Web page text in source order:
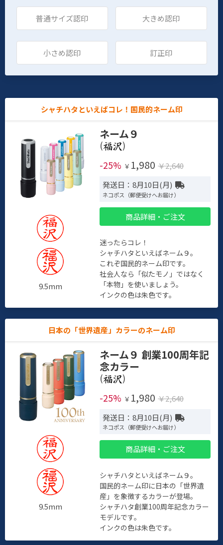
普通サイズ認印 大きめ認印
小さめ認印 訂正印
シャチハタといえばコレ！国民的ネーム印
9.5mm
ネーム９
(
)
-25% ￥ 1,980 ￥2,640
発送日：8月10日(月)
ネコポス（郵便受けへお届け）
商品詳細・ご注文
迷ったらコレ！
シャチハタといえばネーム９。
これぞ国民的ネーム印です。
社会人なら「似たモノ」ではなく
「本物」を使いましょう。
インクの色は朱色です。
日本の「世界遺産」カラーのネーム印
9.5mm
ネーム９ 創業100周年記
念カラー
(
)
-25% ￥ 1,980 ￥2,640
発送日：8月10日(月)
ネコポス（郵便受けへお届け）
商品詳細・ご注文
シャチハタといえばネーム９。
国民的ネーム印に日本の「世界遺
産」を象徴するカラーが登場。
シャチハタ創業100周年記念カラー
モデルです。
インクの色は朱色です。